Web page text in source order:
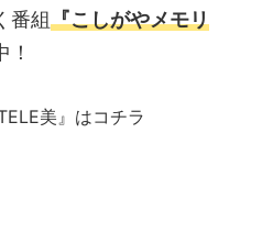
番組『こしがやメモリ
美』はコチラ